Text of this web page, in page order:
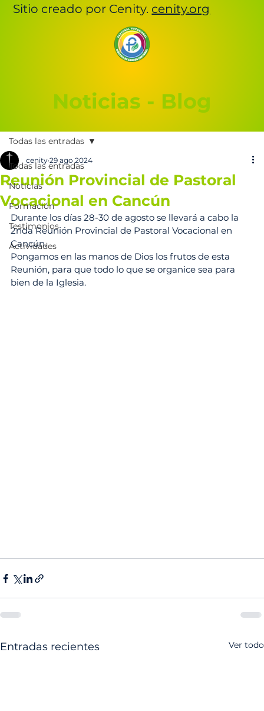
Sitio creado por Cenity. cenity.org
Noticias - Blog
Todas las entradas
Noticias
Formación
Testimonios
Actividades
Todas las entradas
Reunión Provincial de Pastoral
Vocacional en Cancún
cenity 29 ago 2024
Durante los días 28-30 de agosto se llevará a cabo la
2nda Reunión Provincial de Pastoral Vocacional en
Cancún.
Pongamos en las manos de Dios los frutos de esta
Reunión, para que todo lo que se organice sea para
bien de la Iglesia.
Entradas recientes Ver todo